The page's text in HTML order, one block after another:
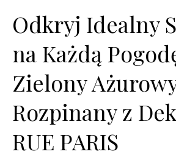
Odkryj Idealny
na Każdą
Zielony
Rozpinany z
RUE PARIS